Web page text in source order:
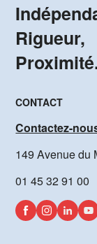
Rigueur,
CONTACT
Contactez-
149 Avenue du
01 45 32 91 00